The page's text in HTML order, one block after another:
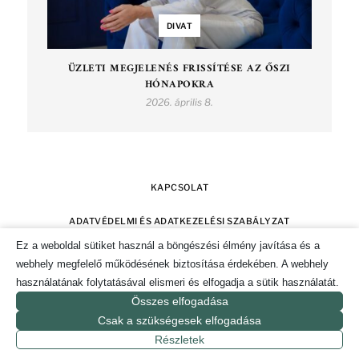
DIVAT
ÜZLETI MEGJELENÉS FRISSÍTÉSE AZ ŐSZI
HÓNAPOKRA
2026. április 8.
KAPCSOLAT
ADATVÉDELMI ÉS ADATKEZELÉSI SZABÁLYZAT
IMPRESSZUM
SÜTI TÁJÉKOZTATÓ ÉS HOZZÁJÁRULÁS KEZELÉSE
© 2019-2026. CSAK POZITÍVAN MAGAZIN.
Ez a weboldal sütiket használ a böngészési élmény javítása és a
webhely megfelelő működésének biztosítása érdekében. A webhely
használatának folytatásával elismeri és elfogadja a sütik használatát.
Összes elfogadása
Csak a szükségesek elfogadása
Részletek